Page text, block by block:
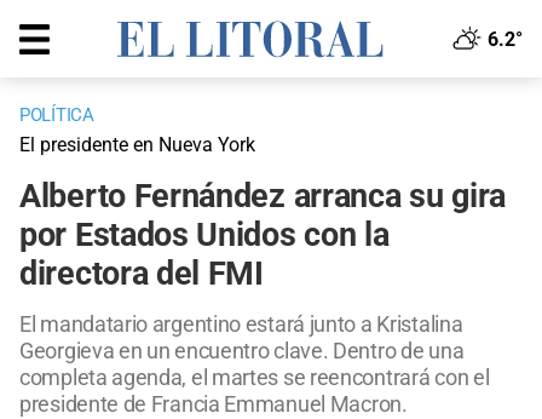
6.2°
POLÍTICA
El presidente en Nueva York
Alberto Fernández arranca su gira
por Estados Unidos con la
directora del FMI
El mandatario argentino estará junto a Kristalina
Georgieva en un encuentro clave. Dentro de una
completa agenda, el martes se reencontrará con el
presidente de Francia Emmanuel Macron.